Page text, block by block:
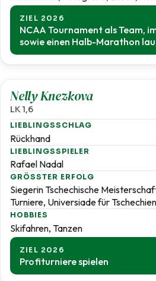
ZIEL 2026
NCAA Tournament als Team,
sowie einen Halb-Marathon
Nelly Knezkova
LK 1,6
LIEBLINGSSCHLAG
Rückhand
LIEBLINGSSPIELER
Rafael Nadal
GRÖSSTER ERFOLG
Siegerin Tschechische
Turniere, Universiade für Tschechien
HOBBIES
Skifahren, Tanzen
ZIEL 2026
Profiturniere spielen